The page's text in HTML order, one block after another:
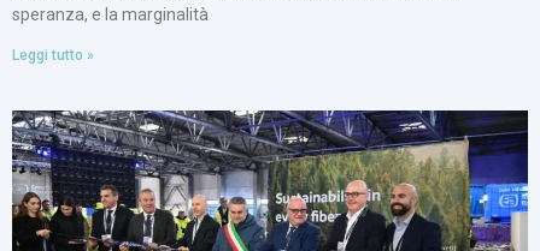
speranza, e la marginalità
Leggi tutto »